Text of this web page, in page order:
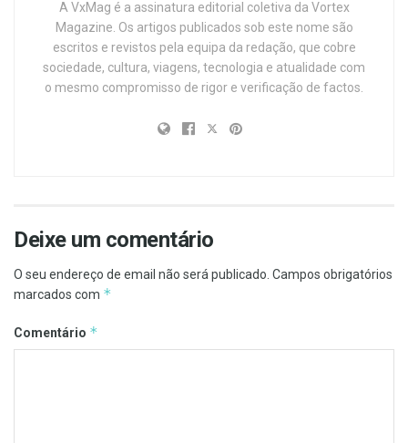
A VxMag é a assinatura editorial coletiva da Vortex
Magazine. Os artigos publicados sob este nome são
escritos e revistos pela equipa da redação, que cobre
sociedade, cultura, viagens, tecnologia e atualidade com
o mesmo compromisso de rigor e verificação de factos.
Deixe um comentário
O seu endereço de email não será publicado. Campos obrigatórios
marcados com *
Comentário *